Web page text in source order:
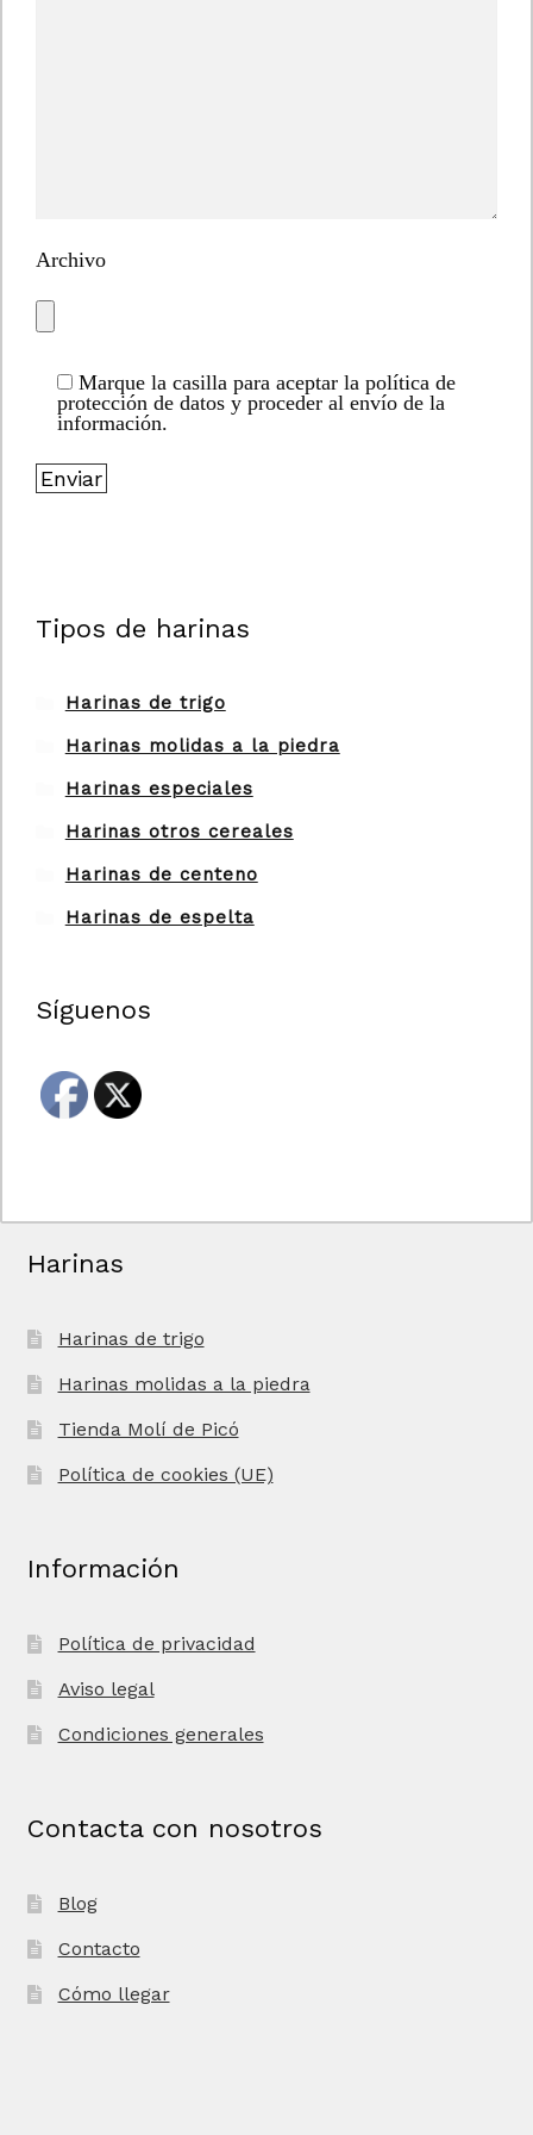
Archivo
Marque la casilla para aceptar la política de
protección de datos y proceder al envío de la
información.
Tipos de harinas
Harinas de trigo
Harinas molidas a la piedra
Harinas especiales
Harinas otros cereales
Harinas de centeno
Harinas de espelta
Síguenos
Harinas
Harinas de trigo
Harinas molidas a la piedra
Tienda Molí de Picó
Política de cookies (UE)
Información
Política de privacidad
Aviso legal
Condiciones generales
Contacta con nosotros
Blog
Contacto
Cómo llegar